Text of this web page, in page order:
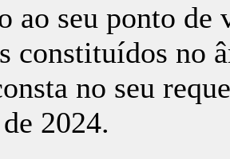
ao seu ponto de
constituídos no
no seu
2024.